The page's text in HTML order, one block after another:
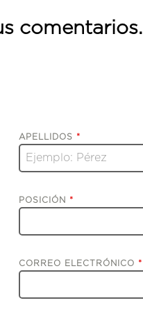
comentarios.
APELLIDOS *
POSICIÓN *
CORREO ELECTRÓNICO *